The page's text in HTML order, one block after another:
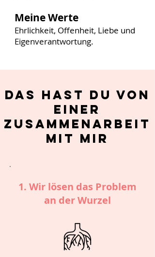
Meine Werte
Ehrlichkeit, Offenheit, Liebe und
Eigenverantwortung.
Das hast du von
einer
Zusammenarbeit
mit mir
1. Wir lösen das Problem
an der Wurzel